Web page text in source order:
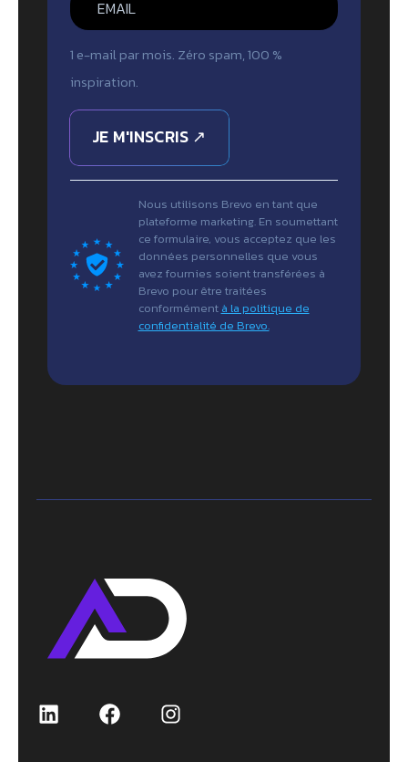
1 e-mail par mois. Zéro spam, 100 %
inspiration.
JE M'INSCRIS ↗
Nous utilisons Brevo en tant que
plateforme marketing. En soumettant
ce formulaire, vous acceptez que les
données personnelles que vous
avez fournies soient transférées à
Brevo pour être traitées
conformément à la politique de
confidentialité de Brevo.
LinkedIn FacebookInstagram